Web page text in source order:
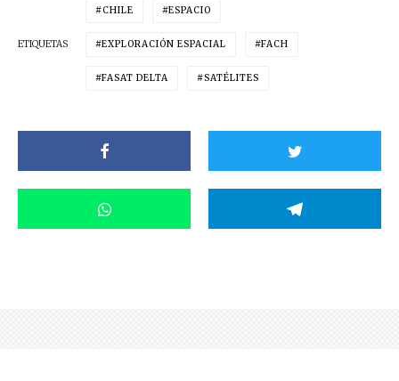
ETIQUETAS
CHILE ESPACIO
EXPLORACIÓN ESPACIAL FACH
FASAT DELTA SATÉLITES